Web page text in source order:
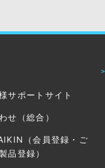
サポートサイト
せ（総合）
（会員登録・ご
品登録）